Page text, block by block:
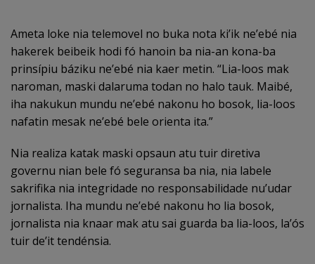
Ameta loke nia telemovel no buka nota ki’ik ne’ebé nia
hakerek beibeik hodi fó hanoin ba nia-an kona-ba
prinsípiu báziku ne’ebé nia kaer metin. “Lia-loos mak
naroman, maski dalaruma todan no halo tauk. Maibé,
iha nakukun mundu ne’ebé nakonu ho bosok, lia-loos
nafatin mesak ne’ebé bele orienta ita.”
Nia realiza katak maski opsaun atu tuir diretiva
governu nian bele fó seguransa ba nia, nia labele
sakrifika nia integridade no responsabilidade nu’udar
jornalista. Iha mundu ne’ebé nakonu ho lia bosok,
jornalista nia knaar mak atu sai guarda ba lia-loos, la’ós
tuir de’it tendénsia.